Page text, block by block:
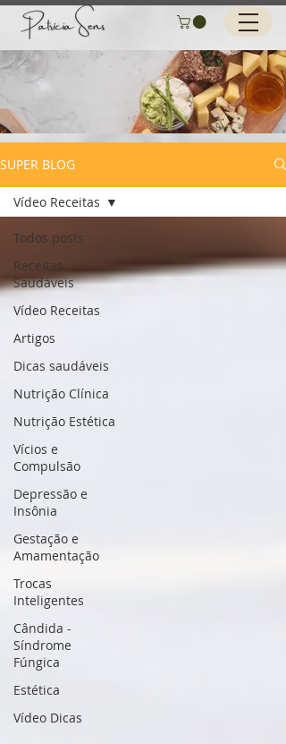
SUPER BLOG
Todos posts
Receitas
Saudáveis
Vídeo Receitas
Artigos
Dicas saudáveis
Nutrição Clínica
Nutrição Estética
Vícios e
Compulsão
Depressão e
Insônia
Gestação e
Amamentação
Trocas
Inteligentes
Cândida -
Síndrome
Fúngica
Estética
Vídeo Dicas
Vídeo Receitas